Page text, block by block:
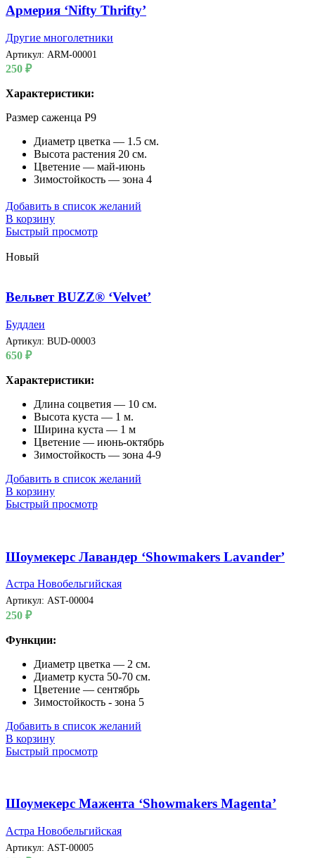
Армерия ‘Nifty Thrifty’
Другие многолетники
Артикул: ARM-00001
250 ₽
Характеристики:
Размер саженца P9
Диаметр цветка — 1.5 см.
Высота растения 20 см.
Цветение — май-июнь
Зимостойкость — зона 4
Добавить в список желаний
В корзину
Быстрый просмотр
Новый
Вельвет BUZZ® ‘Velvet’
Буддлеи
Артикул: BUD-00003
650 ₽
Характеристики:
Длина соцветия — 10 см.
Высота куста — 1 м.
Ширина куста — 1 м
Цветение — июнь-октябрь
Зимостойкость — зона 4-9
Добавить в список желаний
В корзину
Быстрый просмотр
Шоумекерс Лавандер ‘Showmakers Lavander’
Астра Новобельгийская
Артикул: AST-00004
250 ₽
Функции:
Диаметр цветка — 2 см.
Диаметр куста 50-70 см.
Цветение — сентябрь
Зимостойкость - зона 5
Добавить в список желаний
В корзину
Быстрый просмотр
Шоумекерс Мажента ‘Showmakers Magenta’
Астра Новобельгийская
Артикул: AST-00005